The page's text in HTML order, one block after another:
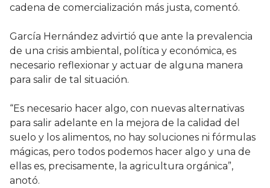
cadena de comercialización más justa, comentó.
García Hernández advirtió que ante la prevalencia
de una crisis ambiental, política y económica, es
necesario reflexionar y actuar de alguna manera
para salir de tal situación.
“Es necesario hacer algo, con nuevas alternativas
para salir adelante en la mejora de la calidad del
suelo y los alimentos, no hay soluciones ni fórmulas
mágicas, pero todos podemos hacer algo y una de
ellas es, precisamente, la agricultura orgánica”,
anotó.